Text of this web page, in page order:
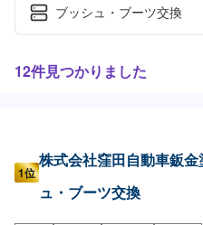
ブッシュ・ブーツ交換
12件見つかりました
1位
株式会社窪田自動車鈑
ュ・ブーツ交換